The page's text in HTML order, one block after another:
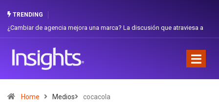
TRENDING
que atraviesa a
Gabriela Herrera y el arte de cambiarse el sombrero en
Home Medios cocacola